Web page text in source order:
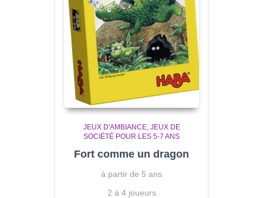
JEUX D'AMBIANCE JEUX DE
SOCIÉTÉ POUR LES 5-7 ANS
Fort comme un dragon
à partir de 5 ans
2 à 4 joueurs